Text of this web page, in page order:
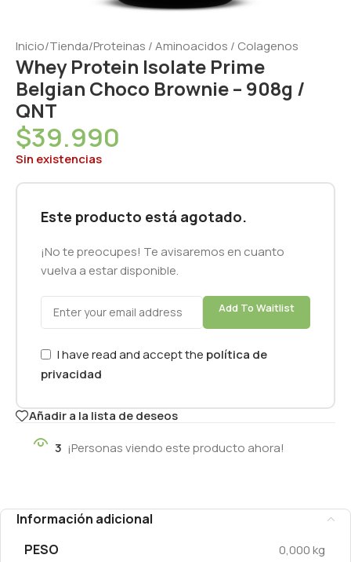
Inicio/Tienda/Proteinas / Aminoacidos / Colagenos
Whey Protein Isolate Prime
Belgian Choco Brownie – 908g /
QNT
$39.990
Sin existencias
Este producto está agotado.
¡No te preocupes! Te avisaremos en cuanto
vuelva a estar disponible.
Add To Waitlist
I have read and accept the política de
privacidad
Añadir a la lista de deseos
3 ¡Personas viendo este producto ahora!
Información adicional
PESO
0,000 kg